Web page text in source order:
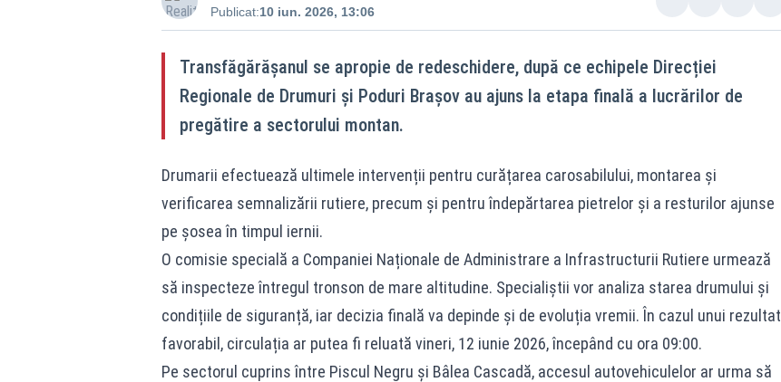
Publicat:10 iun. 2026, 13:06
Transfăgărășanul se apropie de redeschidere, după ce echipele Direcției
Regionale de Drumuri și Poduri Brașov au ajuns la etapa finală a lucrărilor de
pregătire a sectorului montan.
Drumarii efectuează ultimele intervenții pentru curățarea carosabilului, montarea și
verificarea semnalizării rutiere, precum și pentru îndepărtarea pietrelor și a resturilor ajunse
pe șosea în timpul iernii.
O comisie specială a Companiei Naționale de Administrare a Infrastructurii Rutiere urmează
să inspecteze întregul tronson de mare altitudine. Specialiștii vor analiza starea drumului și
condițiile de siguranță, iar decizia finală va depinde și de evoluția vremii. În cazul unui rezultat
favorabil, circulația ar putea fi reluată vineri, 12 iunie 2026, începând cu ora 09:00.
Pe sectorul cuprins între Piscul Negru și Bâlea Cascadă, accesul autovehiculelor ar urma să